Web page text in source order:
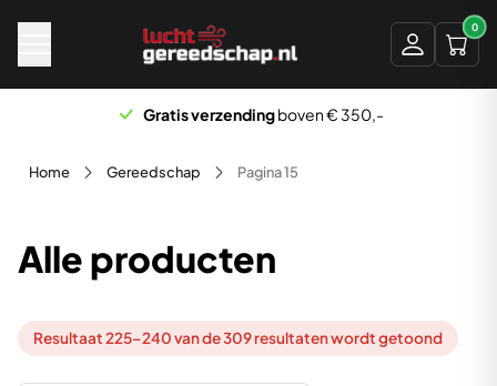
0
Scherp geprijsd
Home Gereedschap Pagina 15
Alle producten
Resultaat 225–240 van de 309 resultaten wordt getoond